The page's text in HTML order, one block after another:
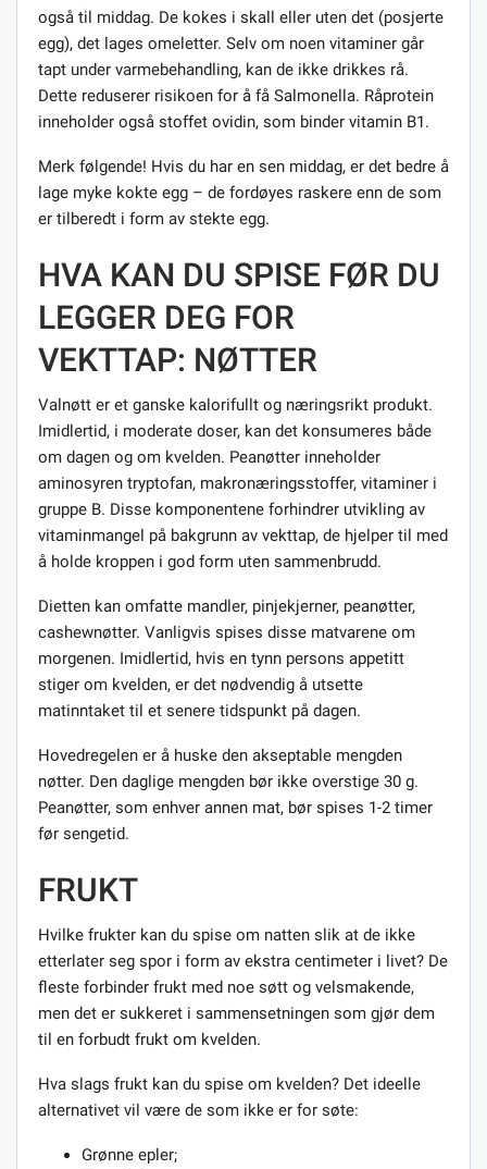
også til middag. De kokes i skall eller uten det (posjerte
egg), det lages omeletter. Selv om noen vitaminer går
tapt under varmebehandling, kan de ikke drikkes rå.
Dette reduserer risikoen for å få Salmonella. Råprotein
inneholder også stoffet ovidin, som binder vitamin B1.
Merk følgende! Hvis du har en sen middag, er det bedre å
lage myke kokte egg – de fordøyes raskere enn de som
er tilberedt i form av stekte egg.
HVA KAN DU SPISE FØR DU
LEGGER DEG FOR
VEKTTAP: NØTTER
Valnøtt er et ganske kalorifullt og næringsrikt produkt.
Imidlertid, i moderate doser, kan det konsumeres både
om dagen og om kvelden. Peanøtter inneholder
aminosyren tryptofan, makronæringsstoffer, vitaminer i
gruppe B. Disse komponentene forhindrer utvikling av
vitaminmangel på bakgrunn av vekttap, de hjelper til med
å holde kroppen i god form uten sammenbrudd.
Dietten kan omfatte mandler, pinjekjerner, peanøtter,
cashewnøtter. Vanligvis spises disse matvarene om
morgenen. Imidlertid, hvis en tynn persons appetitt
stiger om kvelden, er det nødvendig å utsette
matinntaket til et senere tidspunkt på dagen.
Hovedregelen er å huske den akseptable mengden
nøtter. Den daglige mengden bør ikke overstige 30 g.
Peanøtter, som enhver annen mat, bør spises 1-2 timer
før sengetid.
FRUKT
Hvilke frukter kan du spise om natten slik at de ikke
etterlater seg spor i form av ekstra centimeter i livet? De
fleste forbinder frukt med noe søtt og velsmakende,
men det er sukkeret i sammensetningen som gjør dem
til en forbudt frukt om kvelden.
Hva slags frukt kan du spise om kvelden? Det ideelle
alternativet vil være de som ikke er for søte:
Grønne epler;